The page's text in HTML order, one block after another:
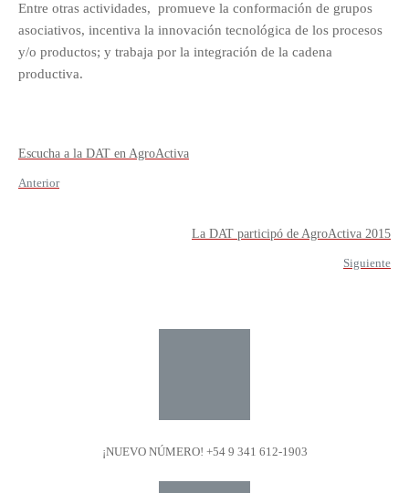
Entre otras actividades, promueve la conformación de grupos
asociativos, incentiva la innovación tecnológica de los procesos
y/o productos; y trabaja por la integración de la cadena
productiva.
Escucha a la DAT en AgroActiva
Anterior
La DAT participó de AgroActiva 2015
Siguiente
¡NUEVO NÚMERO! +54 9 341 612-1903